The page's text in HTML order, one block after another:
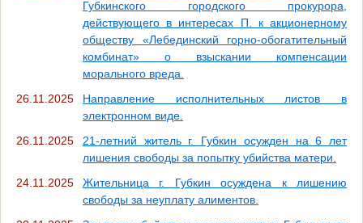
Губкинского городского прокурора,
действующего в интересах П. к акционерному
обществу «Лебединский горно-обогатительный
комбинат» о взыскании компенсации
морального вреда.
26.11.2025
Направление исполнительных листов в
электронном виде.
26.11.2025
21-летний житель г. Губкин осужден на 6 лет
лишения свободы за попытку убийства матери.
24.11.2025
Жительница г. Губкин осуждена к лишению
свободы за неуплату алиментов.